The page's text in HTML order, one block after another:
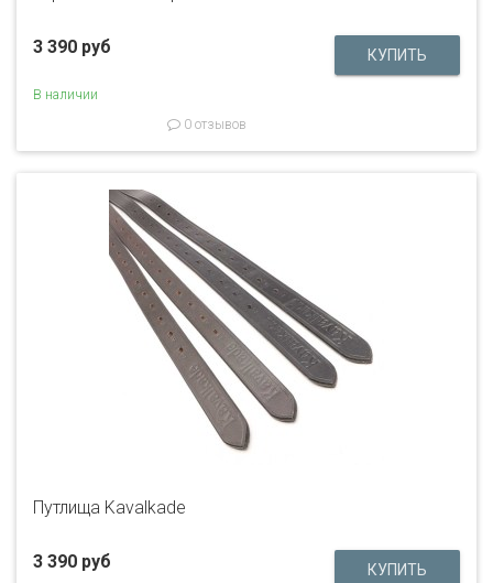
3 390 руб
В наличии
0 отзывов
Путлища Kavalkade
3 390 руб